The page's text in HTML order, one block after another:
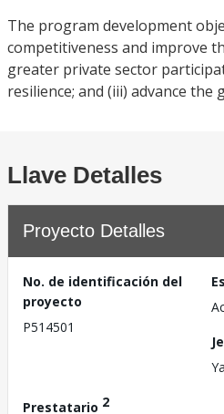
The program development
competitiveness and improve
greater private sector
resilience; and (iii) advance the
Llave Detalles
Proyecto Detalles
No. de identificación del
proyecto
P514501
Prestatario 2